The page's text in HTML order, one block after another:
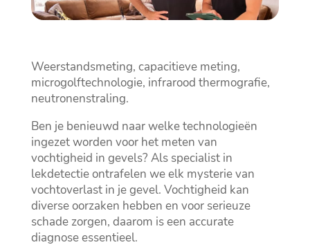
Weerstandsmeting, capacitieve meting,
microgolftechnologie, infrarood thermografie,
neutronenstraling.​
Ben je benieuwd naar welke technologieën
ingezet worden voor het meten van
vochtigheid in gevels? Als specialist in
lekdetectie ontrafelen we elk mysterie van
vochtoverlast in je gevel.​ Vochtigheid kan
diverse oorzaken hebben en voor serieuze
schade zorgen, daarom is een accurate
diagnose essentieel.​